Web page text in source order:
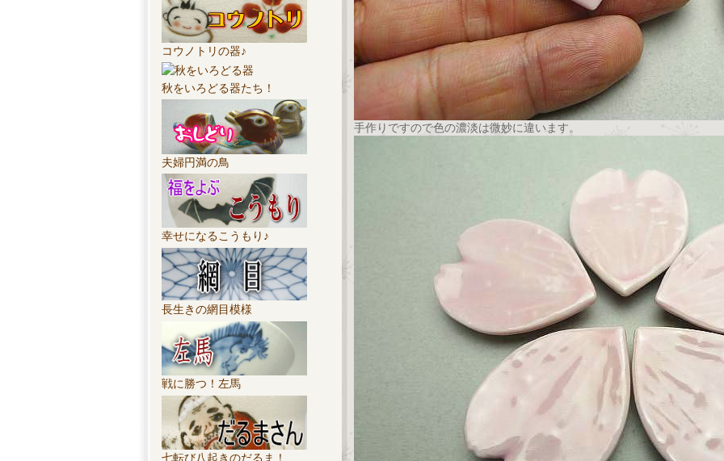
コウノトリの器♪
秋をいろどる器たち！
夫婦円満の鳥
幸せになるこうもり♪
長生きの網目模様
戦に勝つ！左馬
七転び八起きのだるま！
手作りですので色の濃淡は微妙に違います。